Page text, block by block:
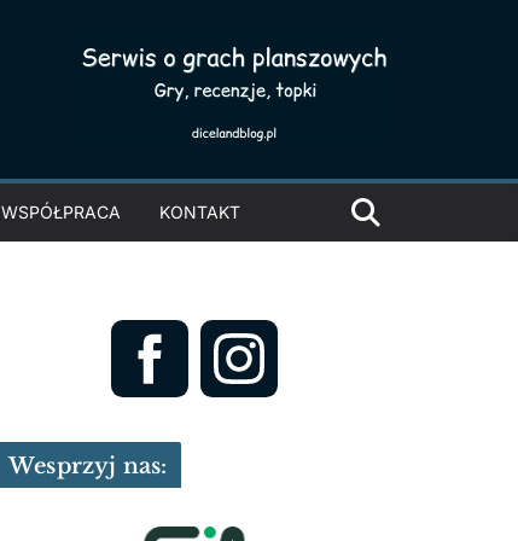
WSPÓŁPRACA KONTAKT
Wesprzyj nas: